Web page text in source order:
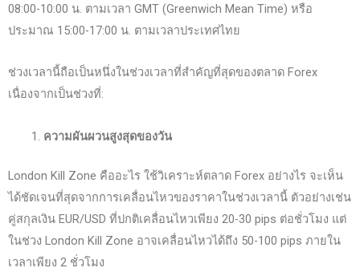
08:00-10:00 น. ตามเวลา GMT (Greenwich Mean Time) หรือ
ประมาณ 15:00-17:00 น. ตามเวลาประเทศไทย
ช่วงเวลานี้ถือเป็นหนึ่งในช่วงเวลาที่สำคัญที่สุดของตลาด Forex
เนื่องจากเป็นช่วงที่:
ความผันผวนสูงสุดของวัน
London Kill Zone คืออะไร ใช้วิเคราะห์ตลาด Forex อย่างไร จะเห็น
ได้ชัดเจนที่สุดจากการเคลื่อนไหวของราคาในช่วงเวลานี้ ตัวอย่างเช่น
คู่สกุลเงิน EUR/USD ที่ปกติเคลื่อนไหวเพียง 20-30 pips ต่อชั่วโมง แต่
ในช่วง London Kill Zone อาจเคลื่อนไหวได้ถึง 50-100 pips ภายใน
เวลาเพียง 2 ชั่วโมง